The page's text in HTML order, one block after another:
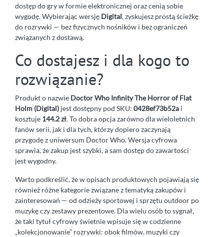
dostęp do gry w formie elektronicznej oraz cenią sobie
wygodę. Wybierając wersję Digital, zyskujesz prostą ścieżkę
do rozrywki — bez fizycznych nośników i bez ograniczeń
związanych z dostawą.
Co dostajesz i dla kogo to
rozwiązanie?
Produkt o nazwie Doctor Who Infinity The Horror of Flat
Holm (Digital) jest dostępny pod SKU: 0428ef73b52a i
kosztuje 144.2 zł. To dobra opcja zarówno dla wieloletnich
fanów serii, jak i dla tych, którzy dopiero zaczynają
przygodę z uniwersum Doctor Who. Wersja cyfrowa
sprawia, że zakup jest szybki, a sam dostęp do zawartości
jest wygodny.
Warto podkreślić, że w opisach produktowych pojawiają się
również różne kategorie związane z tematyką zakupów i
zainteresowań — od odzieży sportowej i sprzętu outdoor po
muzykę czy zestawy prezentowe. Dla wielu osób to sygnał,
że taki tytuł cyfrowy świetnie wpisuje się w codzienne
„kolekcjonowanie” rozrywki: obok filmów, muzyki czy